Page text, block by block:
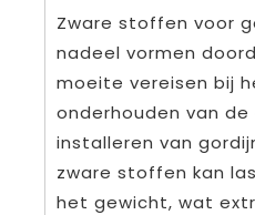
Zware stoffen voor
nadeel vormen
moeite vereisen bij
onderhouden van de
installeren van
zware stoffen kan
het gewicht, wat